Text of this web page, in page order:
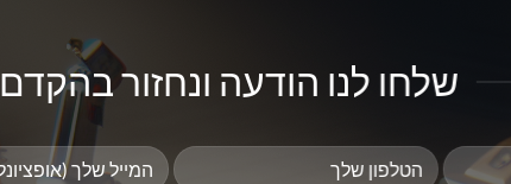
שלחו לנו הודעה ונחזור בהקדם